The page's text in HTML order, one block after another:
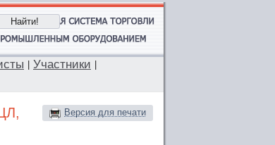
Участники
Версия для печати